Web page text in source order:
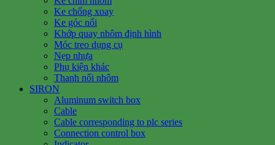
Ke chống xoay
Ke góc nổi
Khớp quay nhôm định hình
Móc treo dụng cụ
Nẹp nhựa
Phụ kiện khác
Thanh nối nhôm
SIRON
Aluminum switch box
Cable
Cable corresponding to plc series
Connection control box